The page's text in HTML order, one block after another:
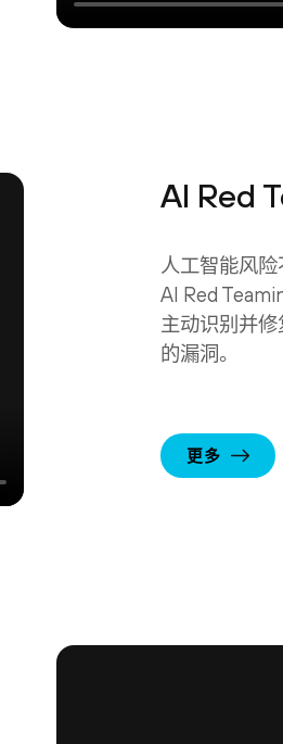
AI Red
人工智能风
AI Red
主动识别并
的漏洞。
更多